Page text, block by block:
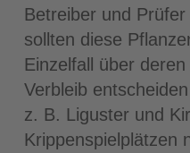
Betreiber und
sollten diese
Einzelfall über
Verbleib
z. B. Liguster und
Krippenspielplätzen